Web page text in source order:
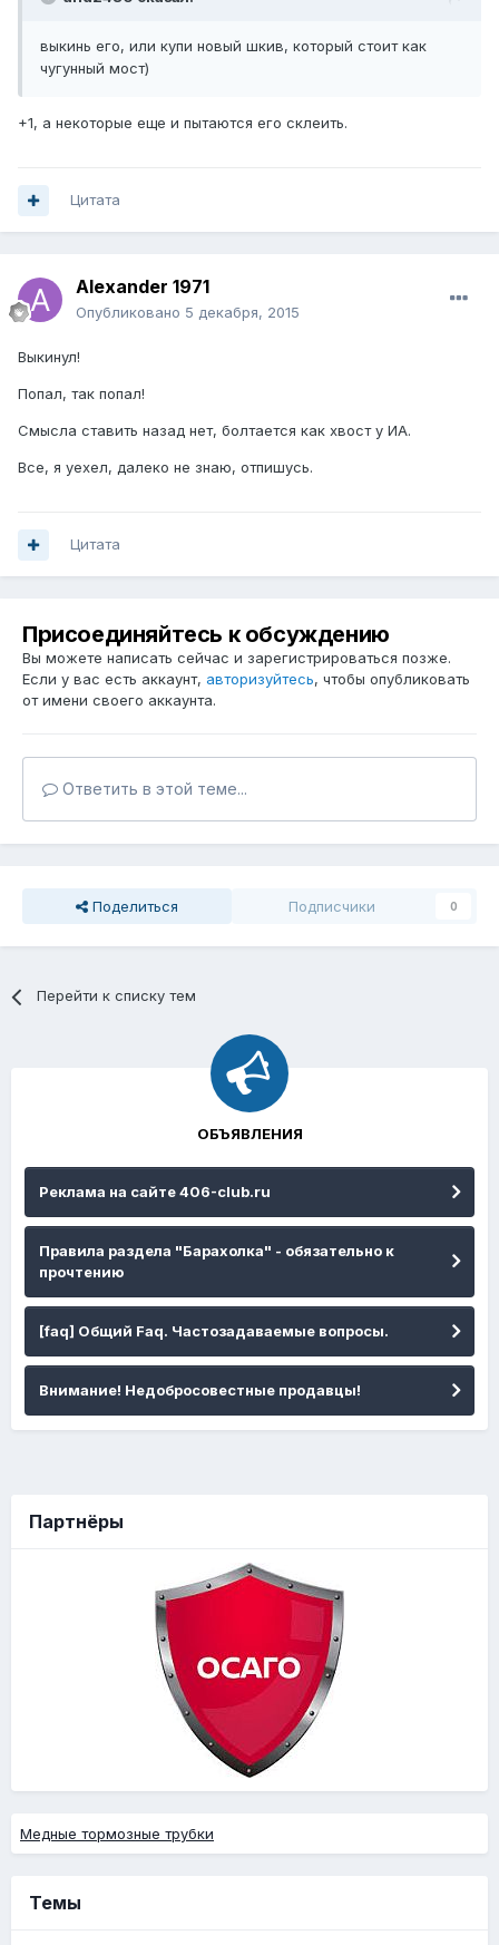
выкинь его, или купи новый шкив, который стоит как
чугунный мост)
+1, а некоторые еще и пытаются его склеить.
Цитата
Alexander 1971
Опубликовано 5 декабря, 2015
Выкинул!
Попал, так попал!
Смысла ставить назад нет, болтается как хвост у ИА.
Все, я уехел, далеко не знаю, отпишусь.
Цитата
Присоединяйтесь к обсуждению
Вы можете написать сейчас и зарегистрироваться позже.
Если у вас есть аккаунт, авторизуйтесь, чтобы опубликовать
от имени своего аккаунта.
Ответить в этой теме...
Поделиться Подписчики 0
Перейти к списку тем
ОБЪЯВЛЕНИЯ
Реклама на сайте 406-club.ru
Правила раздела "Барахолка" - обязательно к
прочтению
[faq] Общий Faq. Частозадаваемые вопросы.
Внимание! Недобросовестные продавцы!
Партнёры
Медные тормозные трубки
Темы